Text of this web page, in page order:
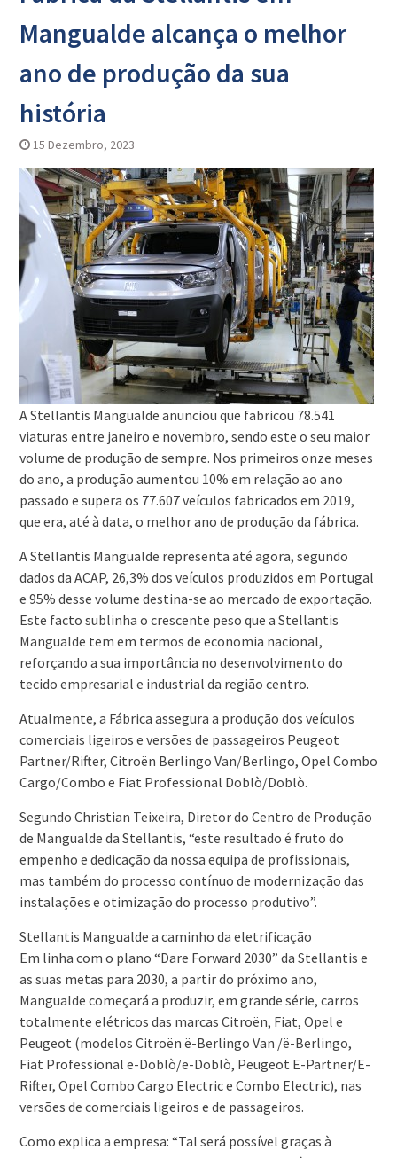
Mangualde alcança o melhor
ano de produção da sua
história
15 Dezembro, 2023
A Stellantis Mangualde anunciou que fabricou 78.541
viaturas entre janeiro e novembro, sendo este o seu maior
volume de produção de sempre. Nos primeiros onze meses
do ano, a produção aumentou 10% em relação ao ano
passado e supera os 77.607 veículos fabricados em 2019,
que era, até à data, o melhor ano de produção da fábrica.
A Stellantis Mangualde representa até agora, segundo
dados da ACAP, 26,3% dos veículos produzidos em Portugal
e 95% desse volume destina-se ao mercado de exportação.
Este facto sublinha o crescente peso que a Stellantis
Mangualde tem em termos de economia nacional,
reforçando a sua importância no desenvolvimento do
tecido empresarial e industrial da região centro.
Atualmente, a Fábrica assegura a produção dos veículos
comerciais ligeiros e versões de passageiros Peugeot
Partner/Rifter, Citroën Berlingo Van/Berlingo, Opel Combo
Cargo/Combo e Fiat Professional Doblò/Doblò.
Segundo Christian Teixeira, Diretor do Centro de Produção
de Mangualde da Stellantis, “este resultado é fruto do
empenho e dedicação da nossa equipa de profissionais,
mas também do processo contínuo de modernização das
instalações e otimização do processo produtivo”.
Stellantis Mangualde a caminho da eletrificação
Em linha com o plano “Dare Forward 2030” da Stellantis e
as suas metas para 2030, a partir do próximo ano,
Mangualde começará a produzir, em grande série, carros
totalmente elétricos das marcas Citroën, Fiat, Opel e
Peugeot (modelos Citroën ë-Berlingo Van /ë-Berlingo,
Fiat Professional e-Doblò/e-Doblò, Peugeot E-Partner/E-
Rifter, Opel Combo Cargo Electric e Combo Electric), nas
versões de comerciais ligeiros e de passageiros.
Como explica a empresa: “Tal será possível graças à